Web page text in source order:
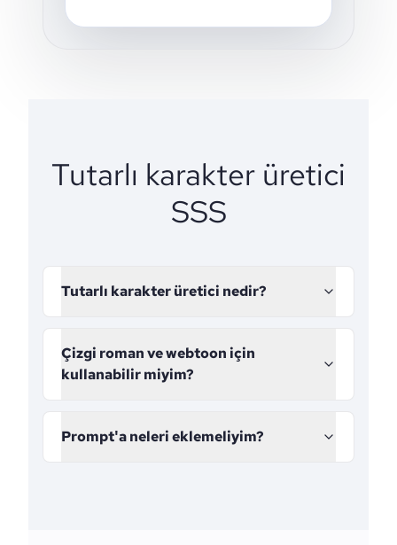
Tutarlı karakter üretici
SSS
Tutarlı karakter üretici nedir?
Çizgi roman ve webtoon için
kullanabilir miyim?
Prompt'a neleri eklemeliyim?